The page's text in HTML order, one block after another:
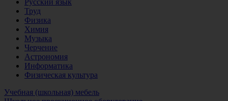
Труд
Физика
Химия
Музыка
Черчение
Астрономия
Информатика
Физическая культура
Учебная (школьная) мебель